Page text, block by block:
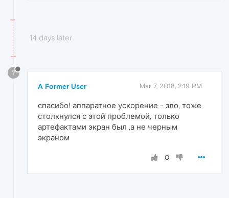
14 days later
?
A Former User Mar 7, 2018, 2:19 PM
спасибо! аппаратное ускорение - зло, тоже
столкнулся с этой проблемой, только
артефактами экран был ,а не черным
экраном
0